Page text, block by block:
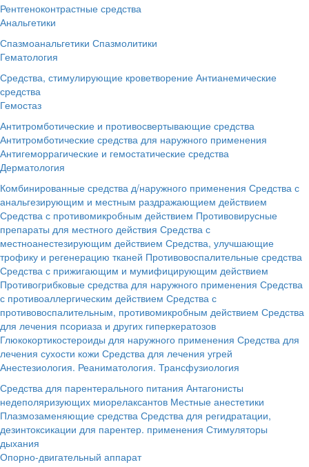
Рентгеноконтрастные средства
Анальгетики
Спазмоанальгетики Спазмолитики
Гематология
Средства, стимулирующие кроветворение Антианемические
средства
Гемостаз
Антитромботические и противосвертывающие средства
Антитромботические средства для наружного применения
Антигеморрагические и гемостатические средства
Дерматология
Комбинированные средства д/наружного применения Средства с
анальгезирующим и местным раздражающием действием
Средства с противомикробным действием Противовирусные
препараты для местного действия Средства с
местноанестезирующим действием Средства, улучшающие
трофику и регенерацию тканей Противовоспалительные средства
Средства с прижигающим и мумифицирующим действием
Противогрибковые средства для наружного применения Средства
с противоаллергическим действием Средства с
противовоспалительным, противомикробным действием Средства
для лечения псориаза и других гиперкератозов
Глюкокортикостероиды для наружного применения Средства для
лечения сухости кожи Средства для лечения угрей
Анестезиология. Реаниматология. Трансфузиология
Средства для парентерального питания Антагонисты
недеполяризующих миорелаксантов Местные анестетики
Плазмозаменяющие средства Средства для регидратации,
дезинтоксикации для парентер. применения Стимуляторы
дыхания
Опорно-двигательный аппарат